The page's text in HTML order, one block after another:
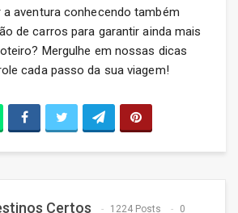
a aventura conhecendo também
de carros para garantir ainda mais
Mergulhe em nossas dicas
cada passo da sua viagem!
Certos 1224 Posts 0